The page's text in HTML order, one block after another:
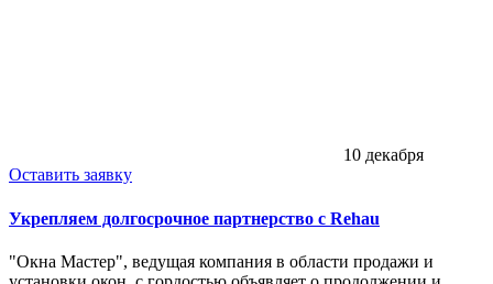
10 декабря
Оставить заявку
Укрепляем долгосрочное партнерство с Rehau
"Окна Мастер", ведущая компания в области продажи и